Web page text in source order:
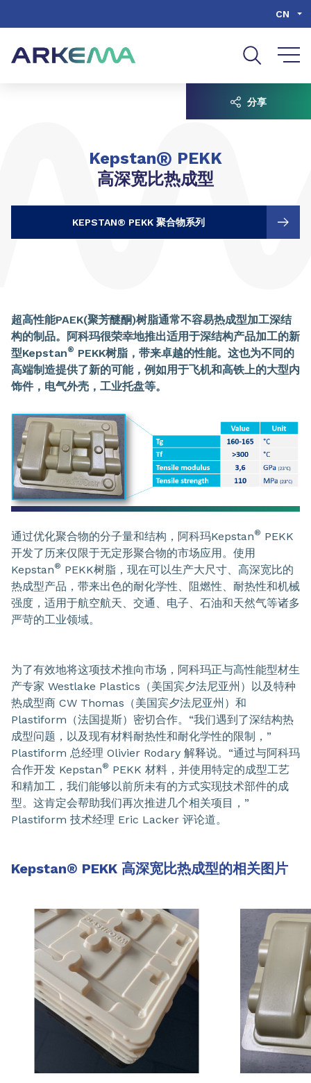
CN
Kepstan® PEKK
高深宽比热成型
KEPSTAN® PEKK 聚合物系列
分享
超高性能PAEK(聚芳醚酮)树脂通常不容易热成型加工深结
构的制品。阿科玛很荣幸地推出适用于深结构产品加工的新
型Kepstan® PEKK树脂，带来卓越的性能。这也为不同的
高端制造提供了新的可能，例如用于飞机和高铁上的大型内
饰件，电气外壳，工业托盘等。
通过优化聚合物的分子量和结构，阿科玛Kepstan® PEKK
开发了历来仅限于无定形聚合物的市场应用。使用
Kepstan® PEKK树脂，现在可以生产大尺寸、高深宽比的
热成型产品，带来出色的耐化学性、阻燃性、耐热性和机械
强度，适用于航空航天、交通、电子、石油和天然气等诸多
严苛的工业领域。
为了有效地将这项技术推向市场，阿科玛正与高性能型材生
产专家 Westlake Plastics（美国宾夕法尼亚州）以及特种
热成型商 CW Thomas（美国宾夕法尼亚州）和
Plastiform（法国提斯）密切合作。“我们遇到了深结构热
成型问题，以及现有材料耐热性和耐化学性的限制，”
Plastiform 总经理 Olivier Rodary 解释说。“通过与阿科玛
合作开发 Kepstan® PEKK 材料，并使用特定的成型工艺
和精加工，我们能够以前所未有的方式实现技术部件的成
型。这肯定会帮助我们再次推进几个相关项目，”
Plastiform 技术经理 Eric Lacker 评论道。
Kepstan® PEKK 高深宽比热成型的相关图片